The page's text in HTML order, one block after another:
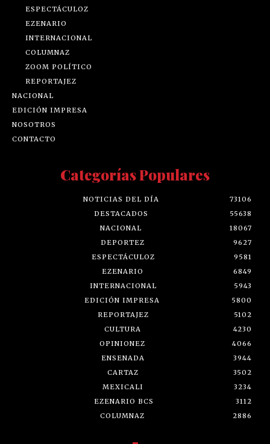
ESPECTÁCULOZ
EZENARIO
INTERNACIONAL
COLUMNAZ
ZOOM POLÍTICO
REPORTAJEZ
NACIONAL
EDICIÓN IMPRESA
NOSOTROS
CONTACTO
Categorías Populares
NOTICIAS DEL DÍA
73106
DESTACADOS
55638
NACIONAL
18067
DEPORTEZ
9627
ESPECTÁCULOZ
9581
EZENARIO
6849
INTERNACIONAL
5943
EDICIÓN IMPRESA
5800
REPORTAJEZ
5102
CULTURA
4230
OPINIONEZ
4066
ENSENADA
3944
CARTAZ
3502
MEXICALI
3234
EZENARIO BCS
3112
COLUMNAZ
2886